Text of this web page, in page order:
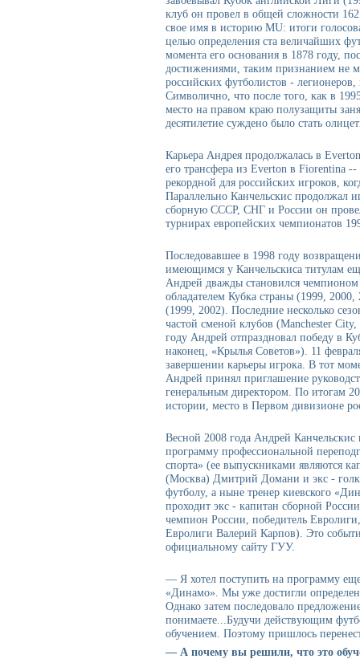
клуб он провел в общей сложности
свое имя в историю MU: итоги
целью определения ста величайших
момента его основания в 1878 году,
достижениями, таким признанием не
российских футболистов -
Символично, что после того, как в
место на правом краю полузащиты
десятилетие суждено было стать
Карьера Андрея продолжалась в
его трансфера из Everton в Fiorentina
рекордной для российских игроков,
Параллельно Канчельскис продолжал
сборную СССР, СНГ и России он
турнирах европейских чемпионатов
Последовавшее в 1998 году
имеющимся у Канчельскиса титулам
Андрей дважды становился
обладателем Кубка страны (1999,
(1999, 2002). Последние несколько
частой сменой клубов (Manchester
году Андрей отпраздновал победу в
наконец, «Крылья Советов»). 11
завершении карьеры игрока. В тот
Андрей принял приглашение
генеральным директором. По итогам
истории, место в Первом дивизионе
Весной 2008 года Андрей
программу профессиональной
спорта» (ее выпускниками являются
(Москва) Дмитрий Домани и экс -
футболу, а ныне тренер киевского
проходит экс - капитан сборной
чемпион России, победитель
Евролиги Валерий Карпов). Это
официальному сайту ГУУ.
— Я хотел поступить на программу
«Динамо». Мы уже достигли
Однако затем последовало
понимаете...Будучи действующим
обучением. Поэтому пришлось
— А почему вы решили, что это